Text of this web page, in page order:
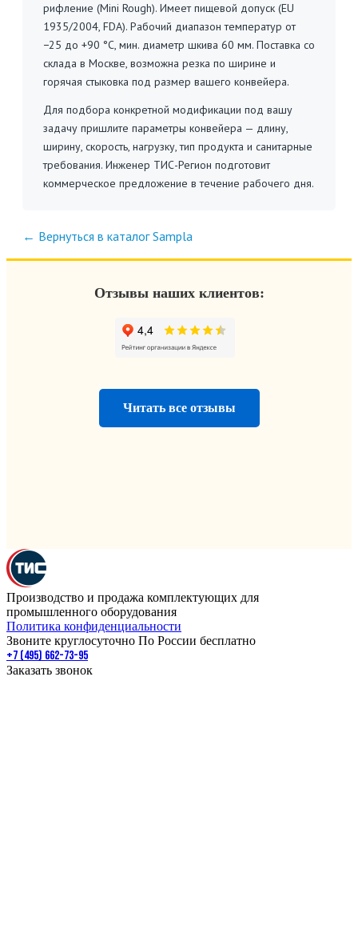
рифление (Mini Rough). Имеет пищевой допуск (EU
1935/2004, FDA). Рабочий диапазон температур от
−25 до +90 °C, мин. диаметр шкива 60 мм. Поставка со
склада в Москве, возможна резка по ширине и
горячая стыковка под размер вашего конвейера.
Для подбора конкретной модификации под вашу
задачу пришлите параметры конвейера — длину,
ширину, скорость, нагрузку, тип продукта и санитарные
требования. Инженер ТИС-Регион подготовит
коммерческое предложение в течение рабочего дня.
← Вернуться в каталог Sampla
Отзывы наших клиентов:
Читать все отзывы
Производство и продажа комплектующих для
промышленного оборудования
Политика конфиденциальности
Звоните круглосуточно По России бесплатно
+7 (495) 662-73-95
Заказать звонок